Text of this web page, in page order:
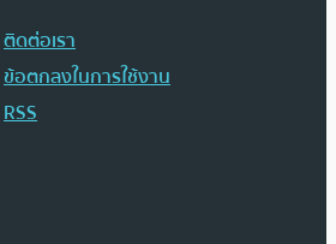
ติดต่อเรา
ข้อตกลงในการใช้งาน
RSS